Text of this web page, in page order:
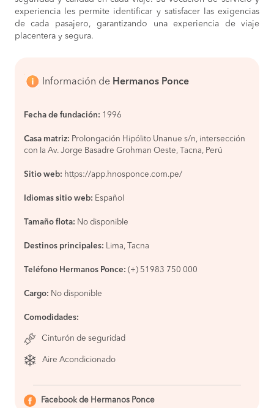
experiencia les permite identificar y satisfacer las exigencias
de cada pasajero, garantizando una experiencia de viaje
placentera y segura.
Información de Hermanos Ponce
Fecha de fundación: 1996
Casa matriz: Prolongación Hipólito Unanue s/n, intersección
con la Av. Jorge Basadre Grohman Oeste, Tacna, Perú
Sitio web: https://app.hnosponce.com.pe/
Idiomas sitio web: Español
Tamaño flota: No disponible
Destinos principales: Lima, Tacna
Teléfono Hermanos Ponce: (+) 51983 750 000
Cargo: No disponible
Comodidades:
Cinturón de seguridad
Aire Acondicionado
Facebook de Hermanos Ponce